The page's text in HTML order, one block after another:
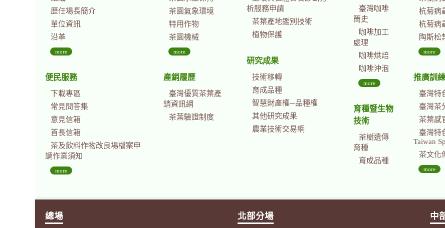
歷任場長簡介
單位資訊
沿革
more
便民服務
下載專區
常見問答集
意見信箱
首長信箱
茶及飲料作物改良場檔案申
調作業須知
more
茶園氣象環境
特用作物
茶園機械
more
產銷履歷
臺灣優質茶葉產
銷資訊網
茶葉驗證制度
析服務申請
茶葉產地鑑別技術
植物保護
研究成果
技術移轉
育成品種
智慧財產權─品種權
其他研究成果
農業技術交易網
臺灣咖啡
簡史
咖啡加工
處理
咖啡烘焙
咖啡沖泡
more
育種暨生物
技術
茶樹遺傳
育種
育成品種
杭菊病
杭菊病
陶斯松
more
推廣訓練
臺灣特
臺灣茶
茶葉感
臺灣特
Taiwan
茶文化
more
總場 北部分場 中